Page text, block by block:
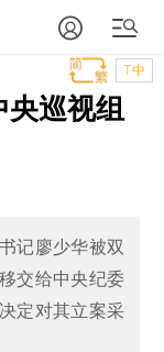
T中
巡视组
记廖少华被双
交给中央纪委
定对其立案采